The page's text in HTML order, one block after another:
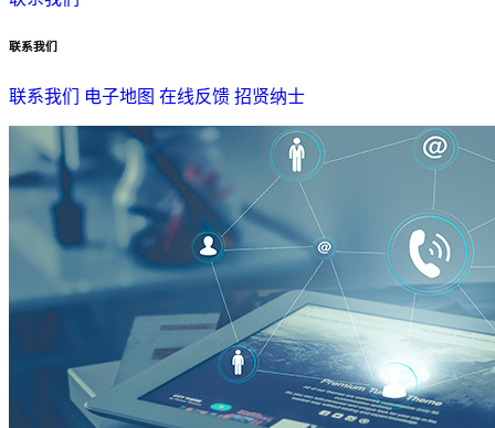
联系我们
联系我们 电子地图 在线反馈 招贤纳士